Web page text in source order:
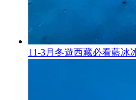
11-3月冬遊西藏必看藍冰